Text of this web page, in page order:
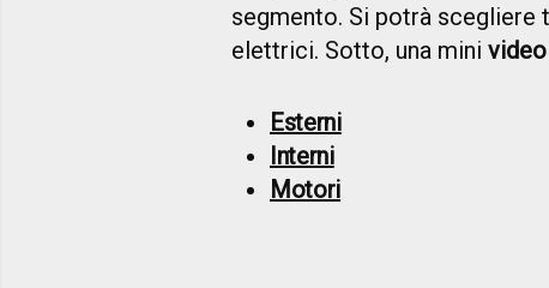
segmento. Si potrà
elettrici. Sotto, una mini
Esterni
Interni
Motori